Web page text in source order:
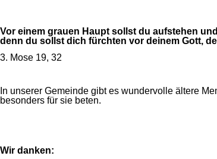
Vor einem grauen Haupt sollst du aufstehen
denn du sollst dich fürchten vor deinem Gott,
3. Mose 19, 32
In unserer Gemeinde gibt es wundervolle ältere
besonders für sie beten.
Wir danken: